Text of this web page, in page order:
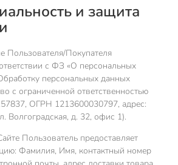
и защита
Пользователя/Покупателя
с ФЗ «О персональных
персональных данных
с ограниченной ответственностью
ОГРН 1213600030797, адрес:
Волгоградская, д. 32, офис 1).
Пользователь предоставляет
Фамилия, Имя, контактный номер